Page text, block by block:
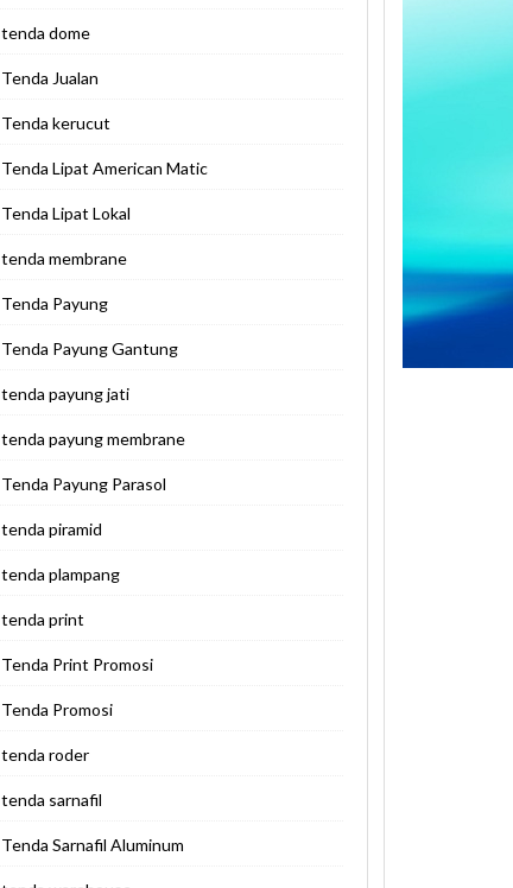
tenda dome
Tenda Jualan
Tenda kerucut
Tenda Lipat American Matic
Tenda Lipat Lokal
tenda membrane
Tenda Payung
Tenda Payung Gantung
tenda payung jati
tenda payung membrane
Tenda Payung Parasol
tenda piramid
tenda plampang
tenda print
Tenda Print Promosi
Tenda Promosi
tenda roder
tenda sarnafil
Tenda Sarnafil Aluminum